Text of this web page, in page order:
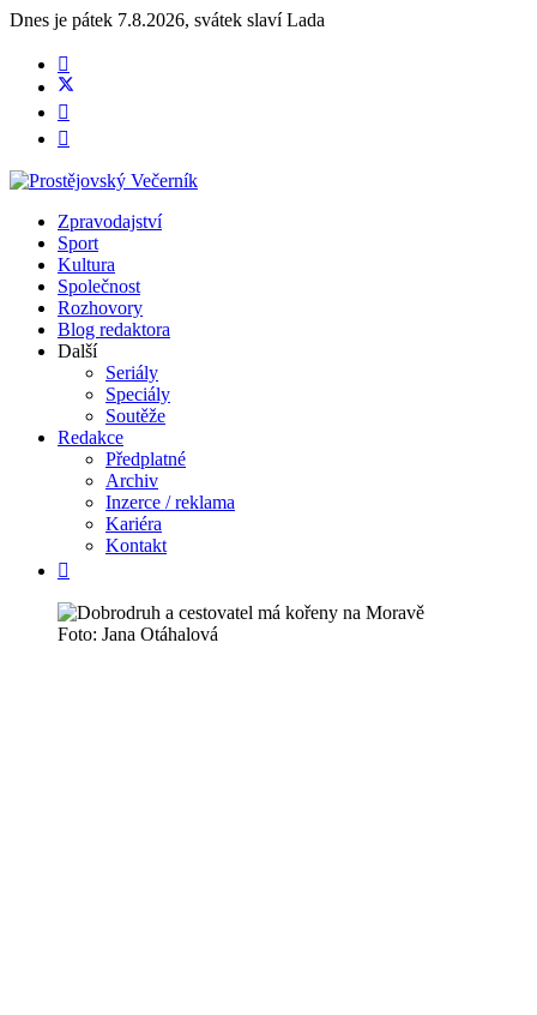
Dnes je pátek 7.8.2026, svátek slavíLada
Zpravodajství
Sport
Kultura
Společnost
Rozhovory
Blog redaktora
Další
Seriály
Speciály
Soutěže
Redakce
Předplatné
Archiv
Inzerce / reklama
Kariéra
Kontakt
Foto: Jana Otáhalová